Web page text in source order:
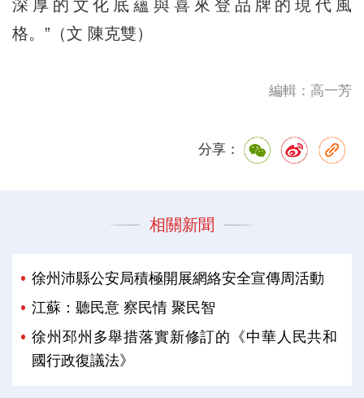
深厚的文化底蘊與喜來登品牌的現代風
格。”（文 陳克雙）
編輯：高一芳
分享：
相關新聞
徐州沛縣公安局積極開展網絡安全宣傳周活動
江蘇：聽民意 察民情 聚民智
徐州邳州多舉措落實新修訂的《中華人民共和
國行政復議法》